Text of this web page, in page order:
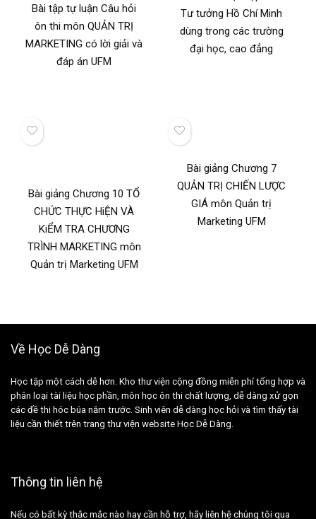
Bài tập tự luận Câu hỏi
ôn thi môn QUẢN TRỊ
MARKETING có lời giải và
đáp án UFM
Tư tưởng Hồ Chí Minh
dùng trong các trường
đại học, cao đẳng
Bài giảng Chương 10 TỔ
CHỨC THỰC HiỆN VÀ
KiỂM TRA CHƯƠNG
TRÌNH MARKETING môn
Quản trị Marketing UFM
Bài giảng Chương 7
QUẢN TRỊ CHIẾN LƯỢC
GIÁ môn Quản trị
Marketing UFM
Về Học Dễ Dàng
Học tập một cách dễ hơn. Kho thư viện cộng đồng miễn phí tổng hợp và
phân loại tài liệu học phần, môn học ôn thi chất lượng, dễ dàng xử gọn
các đề thi hóc búa năm trước. Sinh viên dễ dàng học hỏi và tìm thấy tài
liệu cần thiết trên trang thư viện website Học Dễ Dàng.
Thông tin liên hệ
Nếu có bất kỳ thắc mắc nào hay cần hỗ trợ, hãy liên hệ chúng tôi qua